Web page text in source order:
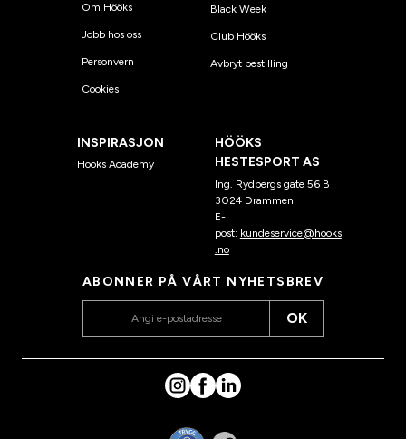
Om Hööks
Jobb hos oss
Personvern
Cookies
Black Week
Club Hööks
Avbryt bestilling
INSPIRASJON
Hööks Academy
HÖÖKS
HESTESPORT AS
Ing. Rydbergs gate 56 B
3024 Drammen
E-
post: kundeservice@hooks
.no
ABONNER PÅ VÅRT NYHETSBREV
OK